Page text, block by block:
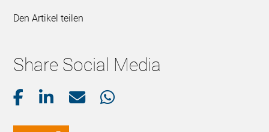
Den Artikel teilen
Share Social Media